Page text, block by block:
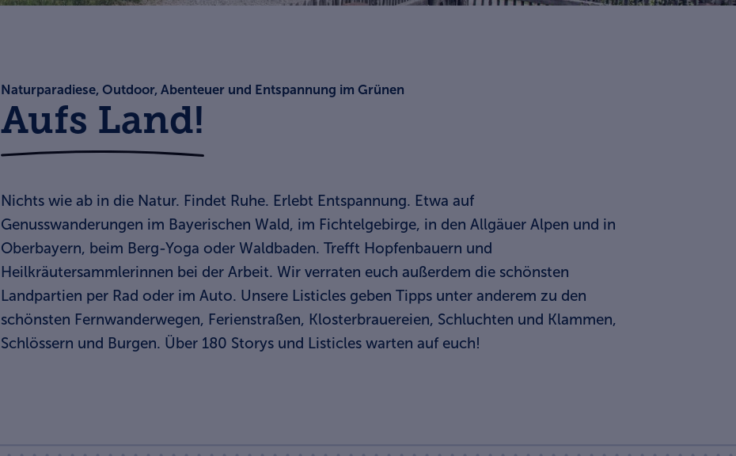
Naturparadiese, Outdoor, Abenteuer und Entspannung im Grünen
Aufs Land!
Nichts wie ab in die Natur. Findet Ruhe. Erlebt Entspannung. Etwa auf
Genusswanderungen im Bayerischen Wald, im Fichtelgebirge, in den Allgäuer Alpen und in
Oberbayern, beim Berg-Yoga oder Waldbaden. Trefft Hopfenbauern und
Heilkräutersammlerinnen bei der Arbeit. Wir verraten euch außerdem die schönsten
Landpartien per Rad oder im Auto. Unsere Listicles geben Tipps unter anderem zu den
schönsten Fernwanderwegen, Ferienstraßen, Klosterbrauereien, Schluchten und Klammen,
Schlössern und Burgen. Über 180 Storys und Listicles warten auf euch!